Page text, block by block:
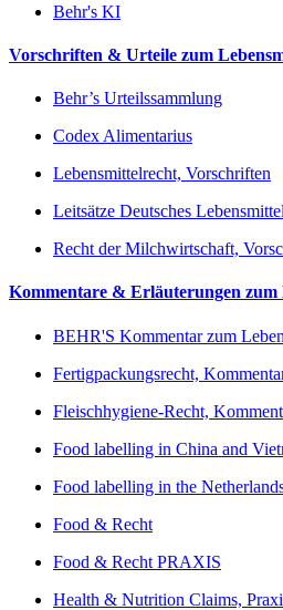
Behr's KI
Vorschriften & Urteile zum
Behr’s Urteilssammlung
Codex Alimentarius
Lebensmittelrecht, Vorschriften
Leitsätze Deutsches
Recht der Milchwirtschaft,
Kommentare & Erläuterungen zum
BEHR'S Kommentar zum
Fertigpackungsrecht,
Fleischhygiene-Recht,
Food labelling in China and
Food labelling in the
Food & Recht
Food & Recht PRAXIS
Health & Nutrition Claims,